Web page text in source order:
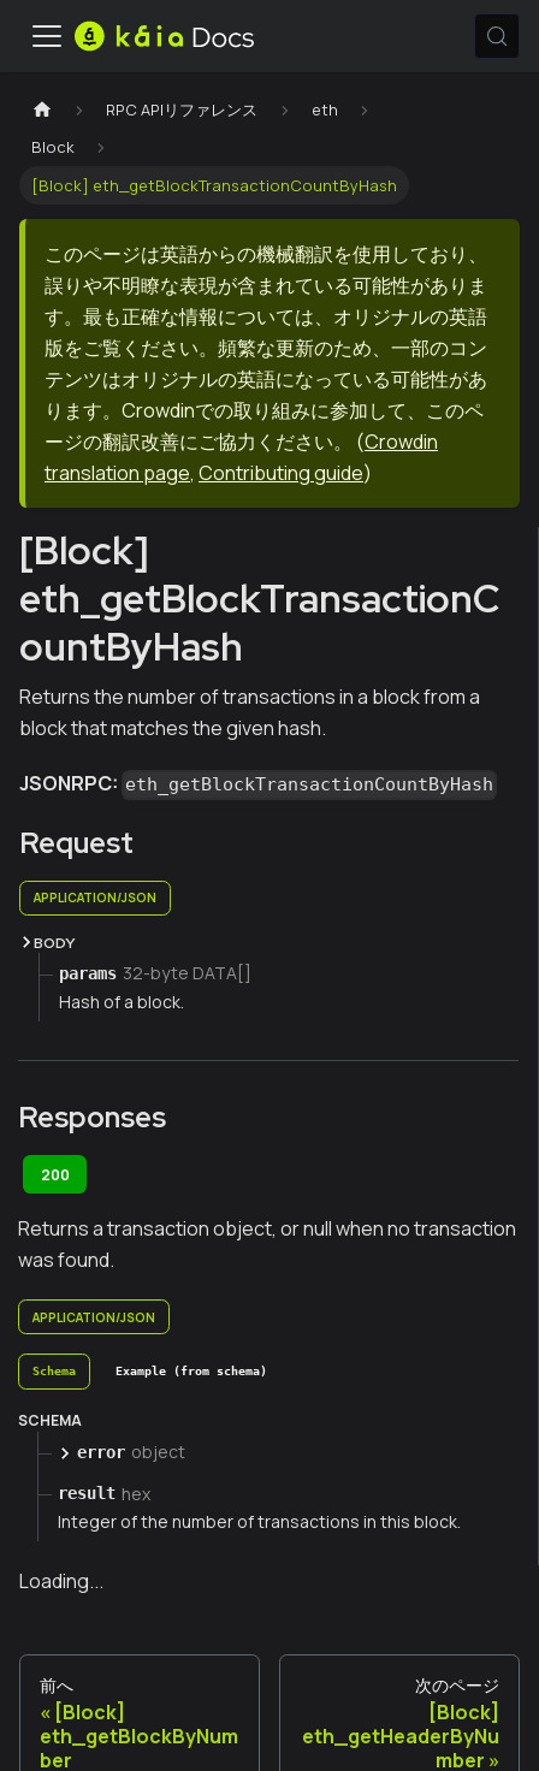
RPC APIリファレンス
eth
Block
[Block] eth_getBlockTransactionCountByHash
このページは英語からの機械翻訳を使用しており、
誤りや不明瞭な表現が含まれている可能性がありま
す。最も正確な情報については、オリジナルの英語
版をご覧ください。頻繁な更新のため、一部のコン
テンツはオリジナルの英語になっている可能性があ
ります。Crowdinでの取り組みに参加して、このペ
ージの翻訳改善にご協力ください。
(Crowdin
translation page, Contributing guide)
[Block]
eth_getBlockTransactionC
ountByHash
Returns the number of transactions in a block from a
block that matches the given hash.
JSONRPC: eth_getBlockTransactionCountByHash
Request
APPLICATION/JSON
BODY
params 32-byte DATA[]
Hash of a block.
Responses
200
Returns a transaction object, or null when no transaction
was found.
APPLICATION/JSON
Schema Example (from schema)
SCHEMA
error object
result hex
Integer of the number of transactions in this block.
Loading...
前へ
[Block]
eth_getBlockByNum
ber
次のページ
[Block]
eth_getHeaderByNu
mber